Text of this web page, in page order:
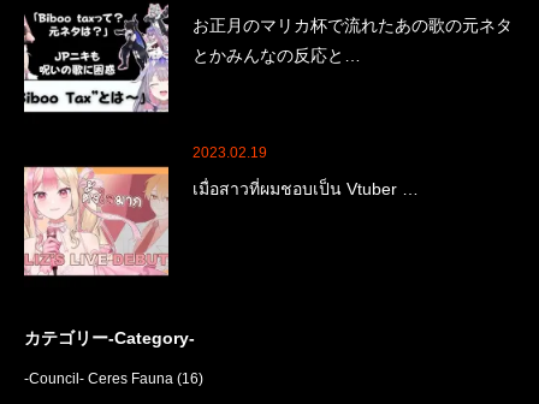
お正月のマリカ杯で流れたあの歌の元ネタ
とかみんなの反応と…
2023.02.19
เมื่อสาวที่ผมชอบเป็น Vtuber …
カテゴリー-Category-
-Council- Ceres Fauna (16)